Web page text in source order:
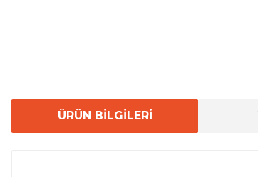
ÜRÜN BİLGİLERİ